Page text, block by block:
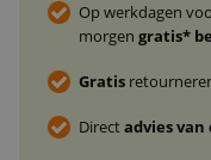
Op werkdagen
morgen gratis*
Gratis
Directadvies van